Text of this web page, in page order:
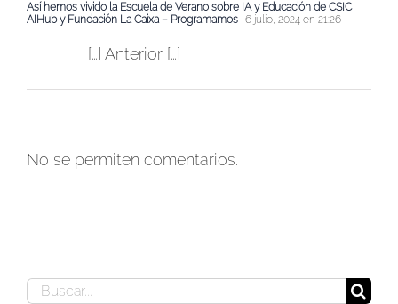
Así hemos vivido la Escuela de Verano sobre IA y Educación de CSIC
AIHub y Fundación La Caixa – Programamos 6 julio, 2024 en 21:26
[…] Anterior […]
No se permiten comentarios.
Buscar: